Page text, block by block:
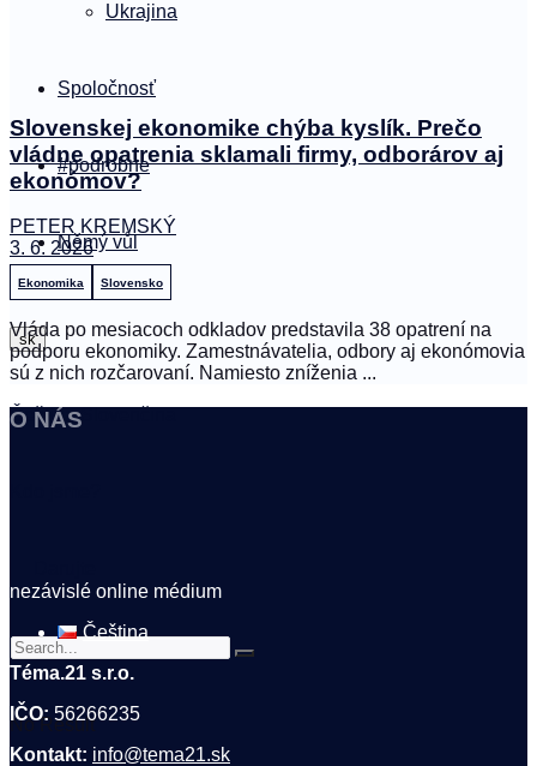
Ukrajina
Spoločnosť
#podrobne
Němý vůl
sk
Čeština Slovenčina
No Result
Slovenskej ekonomike chýba kyslík. Prečo
vládne opatrenia sklamali firmy, odborárov aj
ekonómov?
PETER KREMSKÝ
3. 6. 2026
Ekonomika Slovensko
Vláda po mesiacoch odkladov predstavila 38 opatrení na
podporu ekonomiky. Zamestnávatelia, odbory aj ekonómovia
sú z nich rozčarovaní. Namiesto zníženia ...
O NÁS
nezávislé online médium
Čeština
Téma.21 s.r.o.
IČO: 56266235
Kontakt: info@tema21.sk